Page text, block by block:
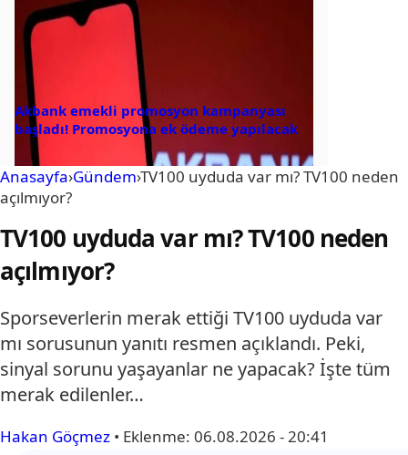
Akbank emekli promosyon kampanyası
başladı! Promosyona ek ödeme yapılacak
Anasayfa›Gündem›TV100 uyduda var mı? TV100 neden
açılmıyor?
TV100 uyduda var mı? TV100 neden
açılmıyor?
Sporseverlerin merak ettiği TV100 uyduda var
mı sorusunun yanıtı resmen açıklandı. Peki,
sinyal sorunu yaşayanlar ne yapacak? İşte tüm
merak edilenler…
Hakan Göçmez • Eklenme: 06.08.2026 - 20:41